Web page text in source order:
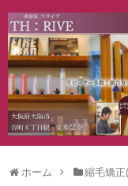
ホーム 縮毛矯